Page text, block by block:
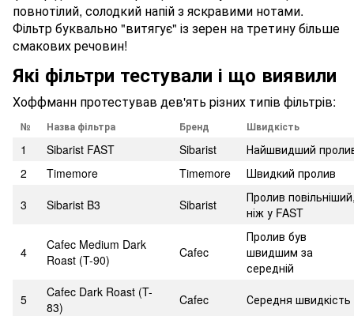
повнотілий, солодкий напій з яскравими нотами.
Фільтр буквально "витягує" із зерен на третину більше
смакових речовин!
Які фільтри тестували і що виявили
Хоффманн протестував дев'ять різних типів фільтрів:
№ Назва фільтра Бренд Швидкість
1 Sibarist FAST Sibarist
Найшвидший
2
Timemore Timemore
Швидкий пролив
3
Sibarist B3 Sibarist
Пролив
ніж у FAST
4
Cafec Medium Dark
Roast (T-90)
Cafec
Пролив був
швидшим за
середній
5
Cafec Dark Roast (T-
83)
Cafec
Середня швидкість